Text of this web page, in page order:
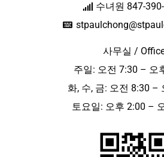
수녀원 847-
사무실 /
주일: 오전 7:30 – 오
화, 수, 금: 오전 8:30 –
토요일: 오후 2:00 –